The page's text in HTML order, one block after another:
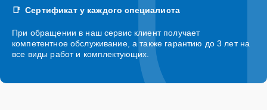
Сертификат у каждого специалиста
При обращении в наш сервис клиент получает
компетентное обслуживание, а также гарантию до 3 лет на
все виды работ и комплектующих.